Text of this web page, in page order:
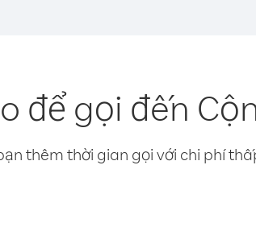
để gọi đến
thêm thời gian gọi với chi phí